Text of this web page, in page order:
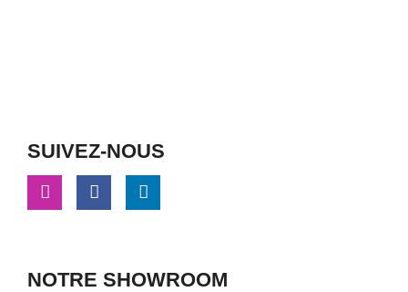
SUIVEZ-NOUS
NOTRE SHOWROOM